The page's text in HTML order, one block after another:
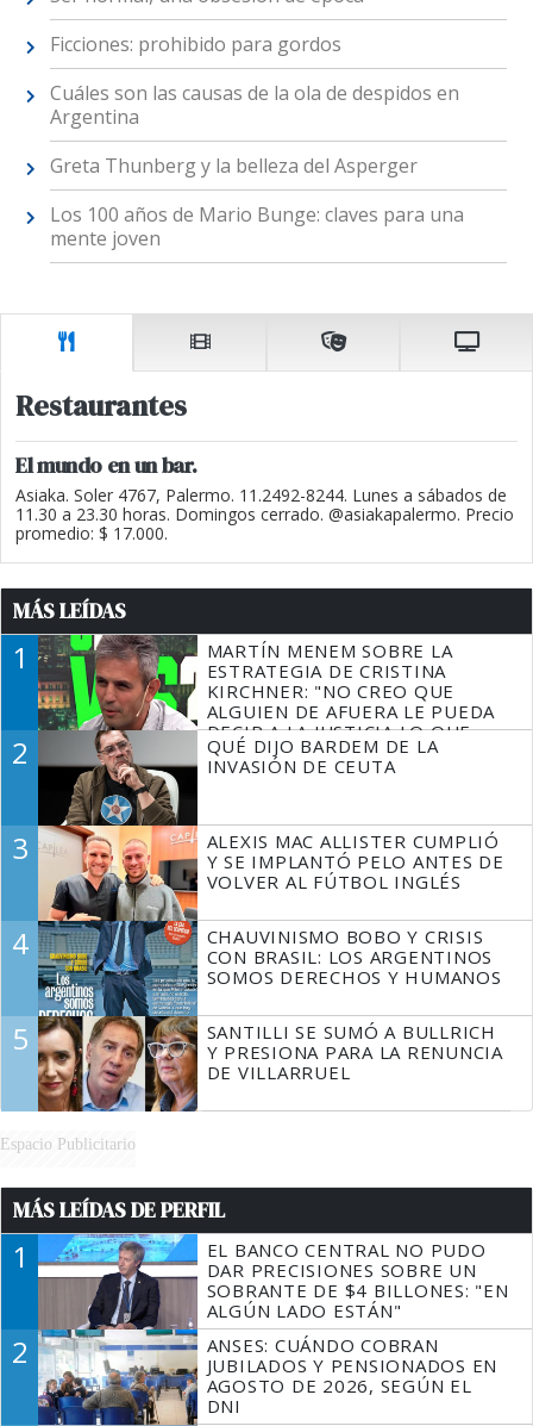
Ficciones: prohibido para gordos
Cuáles son las causas de la ola de despidos en
Argentina
Greta Thunberg y la belleza del Asperger
Los 100 años de Mario Bunge: claves para una
mente joven
Restaurantes
El mundo en un bar.
Asiaka. Soler 4767, Palermo. 11.2492-8244. Lunes a sábados de
11.30 a 23.30 horas. Domingos cerrado. @asiakapalermo. Precio
promedio: $ 17.000.
MÁS LEÍDAS
1
MARTÍN MENEM SOBRE LA
ESTRATEGIA DE CRISTINA
KIRCHNER: "NO CREO QUE
ALGUIEN DE AFUERA LE PUEDA
DECIR A LA JUSTICIA LO QUE
TIENE QUE HACER"
2
QUÉ DIJO BARDEM DE LA
INVASIÓN DE CEUTA
3
ALEXIS MAC ALLISTER CUMPLIÓ
Y SE IMPLANTÓ PELO ANTES DE
VOLVER AL FÚTBOL INGLÉS
4
CHAUVINISMO BOBO Y CRISIS
CON BRASIL: LOS ARGENTINOS
SOMOS DERECHOS Y HUMANOS
5
SANTILLI SE SUMÓ A BULLRICH
Y PRESIONA PARA LA RENUNCIA
DE VILLARRUEL
Espacio Publicitario
MÁS LEÍDAS DE PERFIL
1
EL BANCO CENTRAL NO PUDO
DAR PRECISIONES SOBRE UN
SOBRANTE DE $4 BILLONES: "EN
ALGÚN LADO ESTÁN"
2
ANSES: CUÁNDO COBRAN
JUBILADOS Y PENSIONADOS EN
AGOSTO DE 2026, SEGÚN EL
DNI